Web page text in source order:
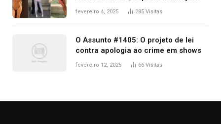
West que apareceu nua no Grammy
fevereiro 4, 2025 285 Visitas
O Assunto #1405: O projeto de lei
contra apologia ao crime em shows
fevereiro 12, 2025 66 Visitas